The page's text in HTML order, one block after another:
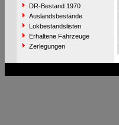
DR-Bestand 1970
Auslandsbestände
Lokbestandslisten
Erhaltene Fahrzeuge
Zerlegungen